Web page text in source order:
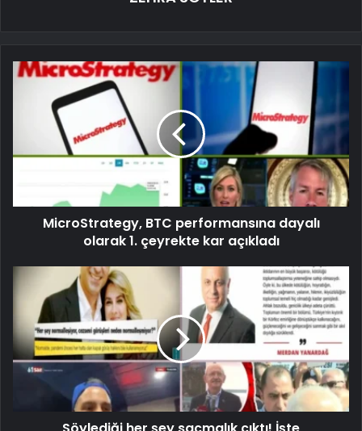
MicroStrategy, BTC performansına dayalı
olarak 1. çeyrekte kar açıkladı